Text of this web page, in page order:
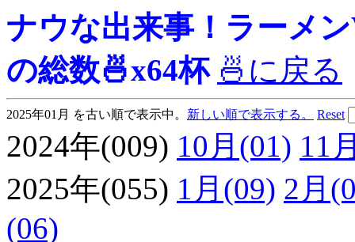
ナウな出来事！ラーメ
の総数🍜x64杯 🍜に戻る
2025年01月 を古い順で表示中。 新しい順で表示する。 Reset
2024年(009) 10月(01) 11
2025年(055) 1月(09) 2月
(06)